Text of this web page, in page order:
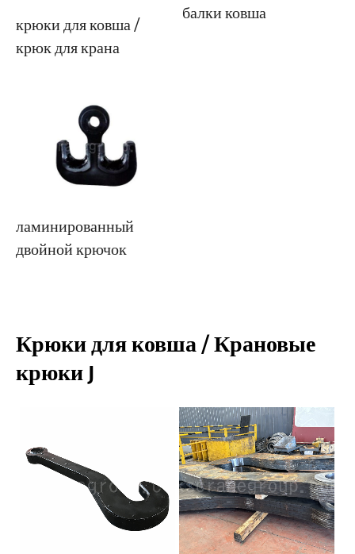
крюки для ковша /
крюк для крана
балки ковша
ламинированный
двойной крючок
Крюки для ковша / Крановые
крюки J